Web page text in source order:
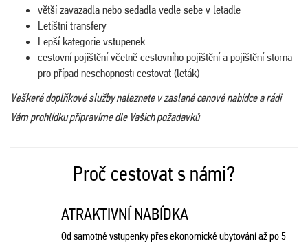
větší zavazadla nebo sedadla vedle sebe v letadle
Letištní transfery
Lepší kategorie vstupenek
cestovní pojištění včetně cestovního pojištění a pojištění storna
pro případ neschopnosti cestovat (leták)
Veškeré doplňkové služby naleznete v zaslané cenové nabídce a rádi
Vám prohlídku připravíme dle Vašich požadavků
Proč cestovat s námi?
ATRAKTIVNÍ NABÍDKA
Od samotné vstupenky přes ekonomické ubytování až po 5